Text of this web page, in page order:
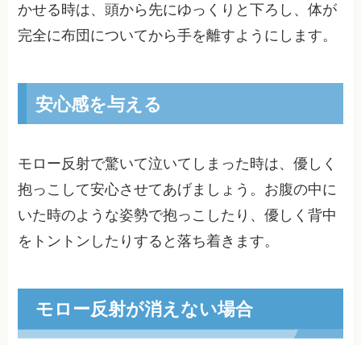
かせる時は、頭から先にゆっくりと下ろし、体が
完全に布団についてから手を離すようにします。
安心感を与える
モロー反射で驚いて泣いてしまった時は、優しく
抱っこして安心させてあげましょう。お腹の中に
いた時のような姿勢で抱っこしたり、優しく背中
をトントンしたりすると落ち着きます。
モロー反射が消えない場合